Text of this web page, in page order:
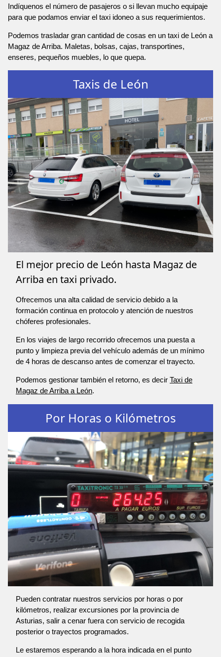
Indíquenos el número de pasajeros o si llevan mucho equipaje
para que podamos enviar el taxi idoneo a sus requerimientos.
Podemos trasladar gran cantidad de cosas en un taxi de León a
Magaz de Arriba. Maletas, bolsas, cajas, transportines,
enseres, pequeños muebles, lo que quepa.
Taxis de León
El mejor precio de León hasta Magaz de
Arriba en taxi privado.
Ofrecemos una alta calidad de servicio debido a la
formación continua en protocolo y atención de nuestros
chóferes profesionales.
En los viajes de largo recorrido ofrecemos una puesta a
punto y limpieza previa del vehículo además de un mínimo
de 4 horas de descanso antes de comenzar el trayecto.
Podemos gestionar también el retorno, es decir Taxi de
Magaz de Arriba a León.
Por Horas o Kilómetros
Pueden contratar nuestros servicios por horas o por
kilómetros, realizar excursiones por la provincia de
Asturias, salir a cenar fuera con servicio de recogida
posterior o trayectos programados.
Le estaremos esperando a la hora indicada en el punto